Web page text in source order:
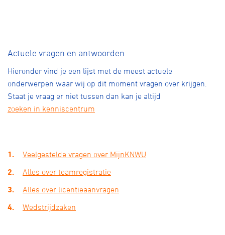
Actuele vragen en antwoorden
Hieronder vind je een lijst met de meest actuele
onderwerpen waar wij op dit moment vragen over krijgen.
Staat je vraag er niet tussen dan kan je altijd
zoeken in kenniscentrum
Veelgestelde vragen over MijnKNWU
Alles over teamregistratie
Alles over licentieaanvragen
Wedstrijdzaken